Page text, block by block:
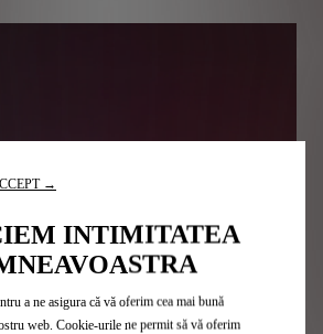
→
INTIMITATEA
a ne asigura că vă oferim cea mai bună
web. Cookie-urile ne permit să vă oferim